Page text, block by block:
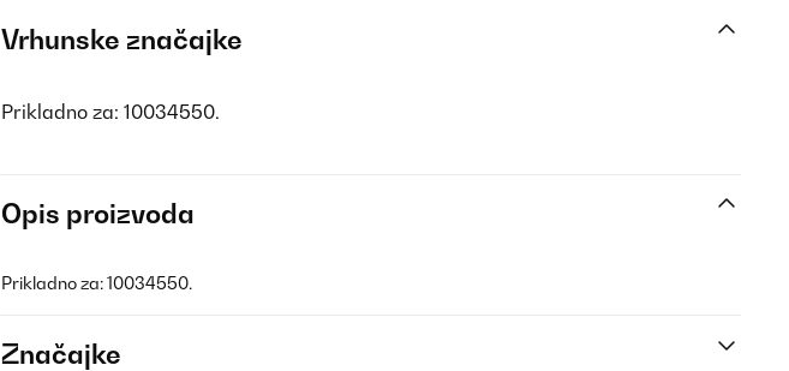
Vrhunske značajke
Prikladno za: 10034550.
Opis proizvoda
Prikladno za: 10034550.
Značajke